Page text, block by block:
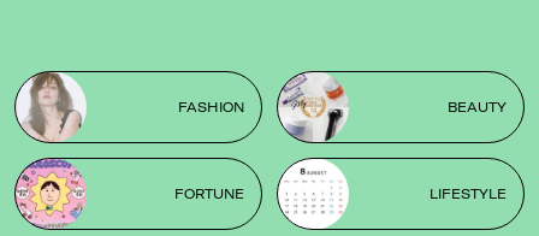
FASHION BEAUTY
FORTUNE LIFESTYLE